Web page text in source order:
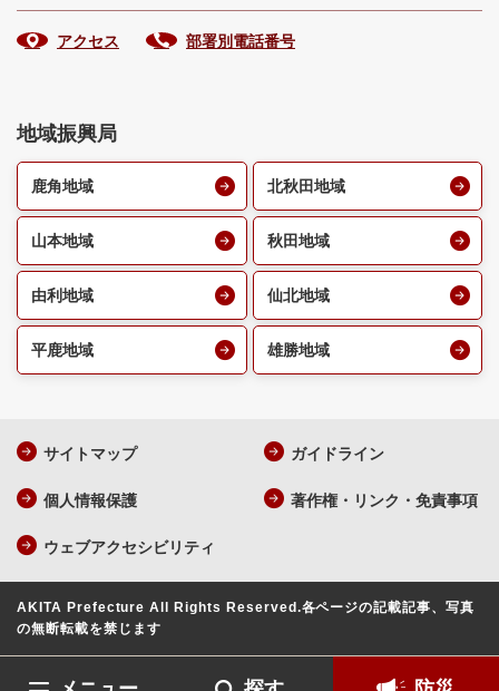
アクセス 部署別電話番号
地域振興局
鹿角地域 北秋田地域
山本地域 秋田地域
由利地域 仙北地域
平鹿地域 雄勝地域
サイトマップ ガイドライン
個人情報保護 著作権・リンク・免責事項
ウェブアクセシビリティ
AKITA Prefecture All Rights Reserved.各ページの記載記事、写真
の無断転載を禁じます